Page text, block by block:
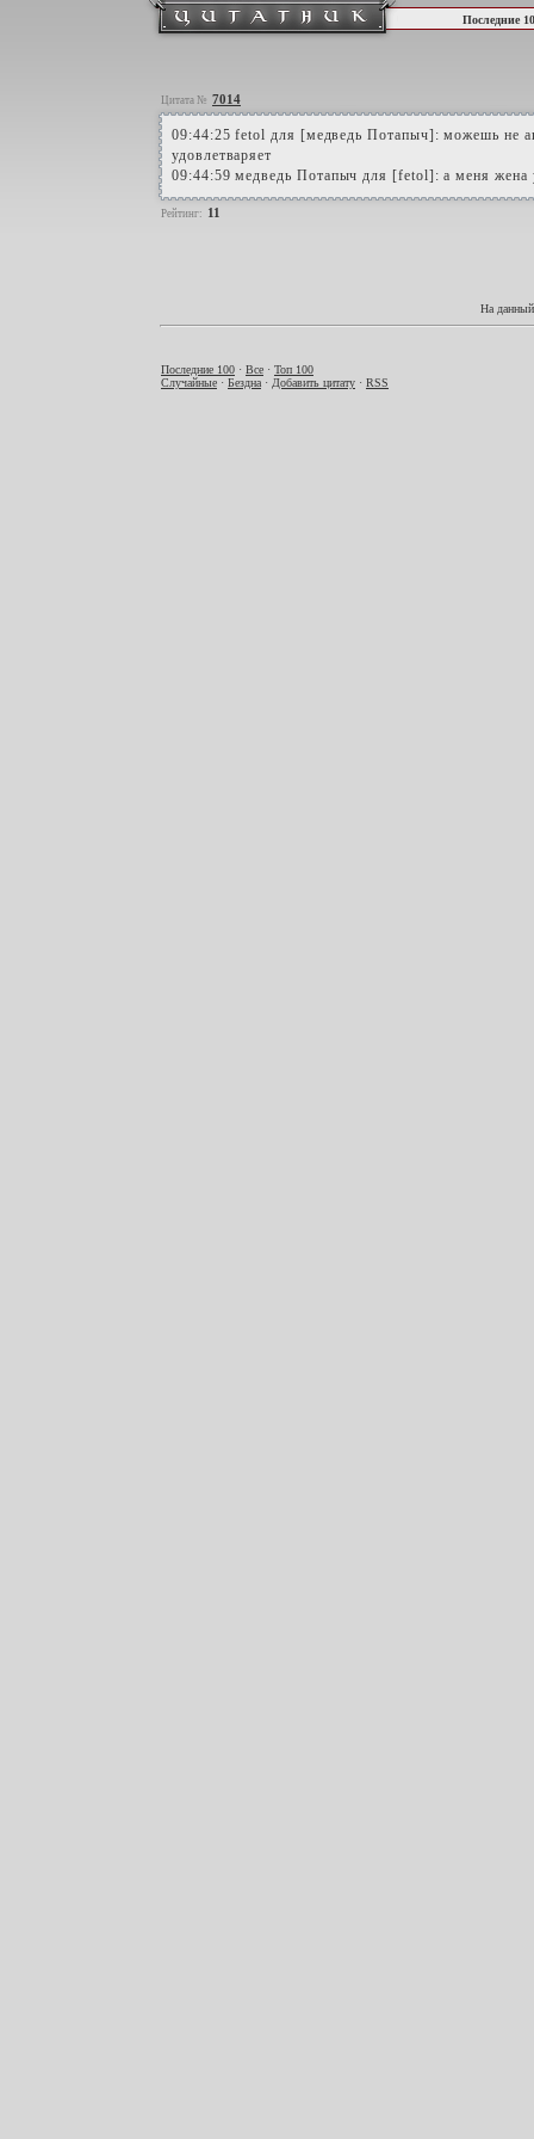
Последние
Цитата № 7014
09:44:25 fetol для [медведь Потапыч]: можешь не
удовлетваряет
09:44:59 медведь Потапыч для [fetol]: а меня жена
Рейтинг: 11
На
Последние 100 · Все · Топ 100
Случайные · Бездна · Добавить цитату · RSS